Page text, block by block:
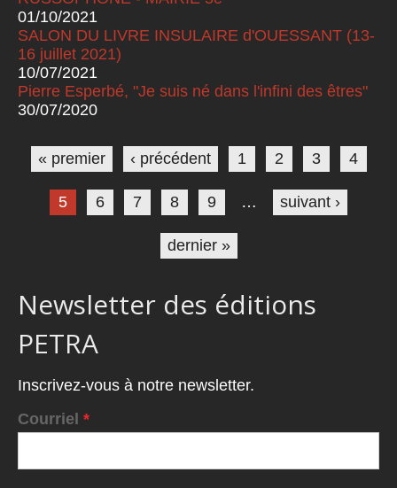
01/10/2021
SALON DU LIVRE INSULAIRE d'OUESSANT (13-
16 juillet 2021)
10/07/2021
Pierre Esperbé, "Je suis né dans l'infini des êtres"
30/07/2020
Pages
« premier ‹ précédent 1 2 3 4
5 6 7 8 9 … suivant ›
dernier »
Newsletter des éditions
PETRA
Inscrivez-vous à notre newsletter.
Courriel *